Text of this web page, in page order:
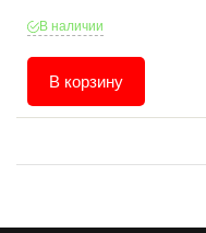
В наличии
В корзину